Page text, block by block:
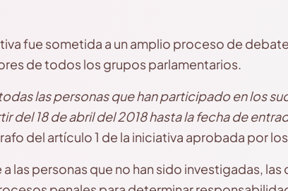
fue sometida a un amplio proceso de
de todos los grupos parlamentarios.
las personas que han participado en los
del 18 de abril del 2018 hasta la fecha de
del artículo 1 de la iniciativa aprobada por
las personas que no han sido investigadas,